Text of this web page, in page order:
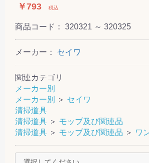
￥793 税込
商品コード： 320321 ～ 320325
メーカー： セイワ
関連カテゴリ
メーカー別
メーカー別
＞ セイワ
清掃道具
清掃道具 ＞ モップ及び関連品
清掃道具 ＞ モップ及び関連品 ＞ ワ